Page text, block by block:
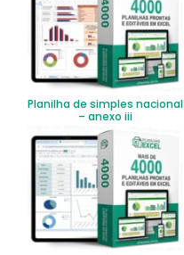
Planilha de simples nacional
– anexo iii